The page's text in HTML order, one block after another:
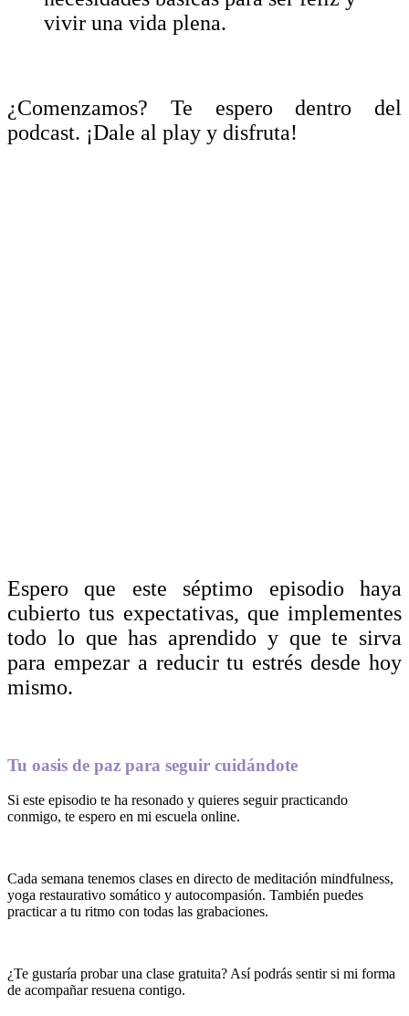
vivir una vida plena.
¿Comenzamos? Te espero dentro del
podcast. ¡Dale al play y disfruta!
Espero que este séptimo episodio haya
cubierto tus expectativas, que implementes
todo lo que has aprendido y que te sirva
para empezar a reducir tu estrés desde hoy
mismo.
Tu oasis de paz para seguir cuidándote
Si este episodio te ha resonado y quieres seguir practicando
conmigo, te espero en mi escuela online.
Cada semana tenemos clases en directo de meditación mindfulness,
yoga restaurativo somático y autocompasión. También puedes
practicar a tu ritmo con todas las grabaciones.
¿Te gustaría probar una clase gratuita? Así podrás sentir si mi forma
de acompañar resuena contigo.